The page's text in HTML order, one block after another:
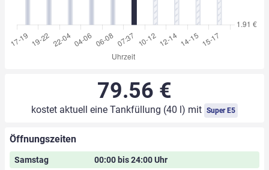
79.56 €
kostet aktuell eine Tankfüllung (40 l) mit Super E5
Öffnungszeiten
Samstag 00:00 bis 24:00 Uhr